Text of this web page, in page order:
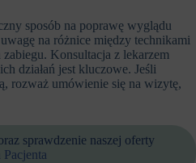
sposób na poprawę wyglądu
na różnice między technikami
Konsultacja z lekarzem
działań jest kluczowe. Jeśli
rozważ umówienie się na wizytę,
sprawdzenie naszej oferty
Pacjenta